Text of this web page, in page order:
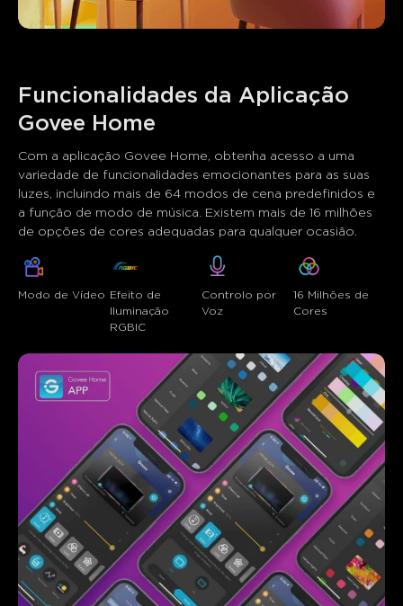
Funcionalidades da Aplicação
Govee Home
Com a aplicação Govee Home, obtenha acesso a uma
variedade de funcionalidades emocionantes para as suas
luzes, incluindo mais de 64 modos de cena predefinidos e
a função de modo de música. Existem mais de 16 milhões
de opções de cores adequadas para qualquer ocasião.
Modo de Vídeo
Efeito de
Iluminação
RGBIC
Controlo por
Voz
16 Milhões de
Cores